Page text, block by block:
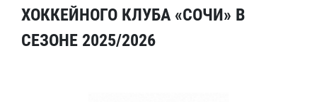
ХОККЕЙНОГО КЛУБА «СОЧИ» В
СЕЗОНЕ 2025/2026